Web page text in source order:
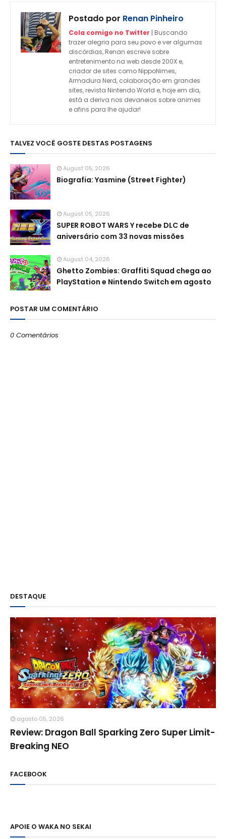
Postado por Renan Pinheiro
Cola comigo no Twitter | Buscando
trazer alegria para seu povo e ver algumas
discórdias, Renan escreve sobre
entretenimento na web desde 200X e,
criador de sites como NippoNimes,
Armadura Nerd, colaboração em grandes
sites, revista Nintendo World e, hoje em dia,
está a deriva nos devaneios sobre animes
e afins para lhe ajudar!
TALVEZ VOCÊ GOSTE DESTAS POSTAGENS
August 05, 2026
Biografia: Yasmine (Street Fighter)
August 05, 2026
SUPER ROBOT WARS Y recebe DLC de
aniversário com 33 novas missões
August 04, 2026
Ghetto Zombies: Graffiti Squad chega ao
PlayStation e Nintendo Switch em agosto
POSTAR UM COMENTÁRIO
0 Comentários
DESTAQUE
agosto 05, 2026
Review: Dragon Ball Sparking Zero Super Limit-
Breaking NEO
FACEBOOK
APOIE O WAKA NO SEKAI